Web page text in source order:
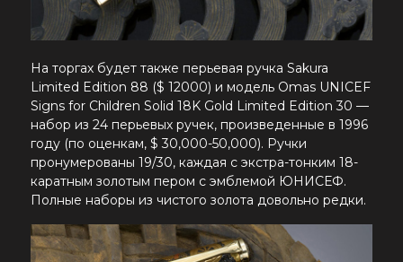
На торгах будет также перьевая ручка Sakura
Limited Edition 88 ($ 12000) и модель Omas UNICEF
Signs for Children Solid 18K Gold Limited Edition 30 —
набор из 24 перьевых ручек, произведенные в 1996
году (по оценкам, $ 30,000-50,000). Ручки
пронумерованы 19/30, каждая с экстра-тонким 18-
каратным золотым пером с эмблемой ЮНИСЕФ.
Полные наборы из чистого золота довольно редки.